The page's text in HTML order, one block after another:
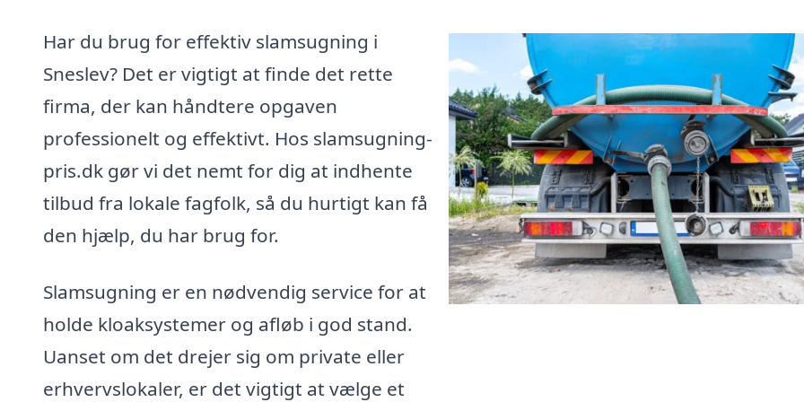
Har du brug for effektiv slamsugning i
Sneslev? Det er vigtigt at finde det rette
firma, der kan håndtere opgaven
professionelt og effektivt. Hos slamsugning-
pris.dk gør vi det nemt for dig at indhente
tilbud fra lokale fagfolk, så du hurtigt kan få
den hjælp, du har brug for.
Slamsugning er en nødvendig service for at
holde kloaksystemer og afløb i god stand.
Uanset om det drejer sig om private eller
erhvervslokaler, er det vigtigt at vælge et